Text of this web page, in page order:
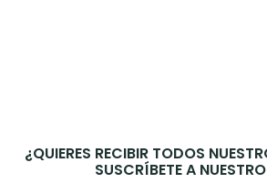
¿QUIERES RECIBIR TODOS
SUSCRÍBETE A